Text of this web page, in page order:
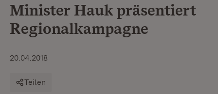
Minister Hauk präsentiert
Regionalkampagne
20.04.2018
Teilen